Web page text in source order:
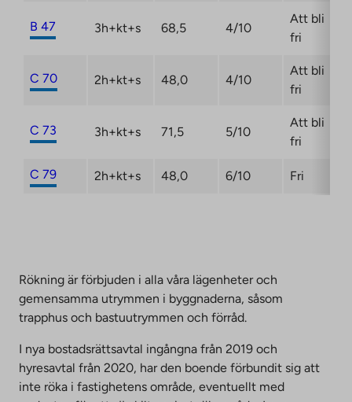
B 47 3h+kt+s 68,5 4/10
Att bli
fri
C 70 2h+kt+s 48,0 4/10
Att bli
fri
C 73 3h+kt+s 71,5 5/10
Att bli
fri
C 79 2h+kt+s 48,0 6/10 Fri
Rökning är förbjuden i alla våra lägenheter och
gemensamma utrymmen i byggnaderna, såsom
trapphus och bastuutrymmen och förråd.
I nya bostadsrättsavtal ingångna från 2019 och
hyresavtal från 2020, har den boende förbundit sig att
inte röka i fastighetens område, eventuellt med